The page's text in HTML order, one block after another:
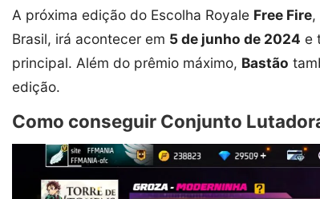
A próxima edição do Escolha Royale Free Fire
Brasil, irá acontecer em 5 de junho de 2024 e
principal. Além do prêmio máximo, Bastão
edição.
Como conseguir Conjunto